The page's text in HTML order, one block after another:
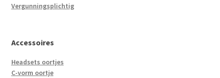
Vergunningsplichtig
Accessoires
Headsets oortjes
C-vorm oortje